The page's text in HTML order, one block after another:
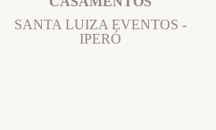
SANTA LUIZA EVENTOS -
IPERÓ